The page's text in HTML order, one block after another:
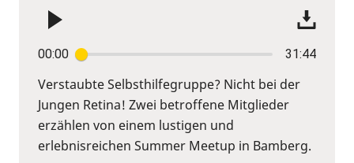
00:00 31:44
Verstaubte Selbsthilfegruppe? Nicht bei der
Jungen Retina! Zwei betroffene Mitglieder
erzählen von einem lustigen und
erlebnisreichen Summer Meetup in Bamberg.